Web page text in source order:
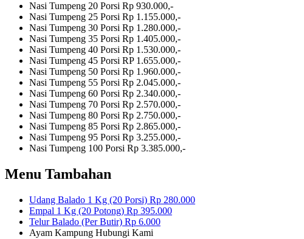
Nasi Tumpeng 20 Porsi Rp 930.000,-
Nasi Tumpeng 25 Porsi Rp 1.155.000,-
Nasi Tumpeng 30 Porsi Rp 1.280.000,-
Nasi Tumpeng 35 Porsi Rp 1.405.000,-
Nasi Tumpeng 40 Porsi Rp 1.530.000,-
Nasi Tumpeng 45 Porsi RP 1.655.000,-
Nasi Tumpeng 50 Porsi Rp 1.960.000,-
Nasi Tumpeng 55 Porsi Rp 2.045.000,-
Nasi Tumpeng 60 Porsi Rp 2.340.000,-
Nasi Tumpeng 70 Porsi Rp 2.570.000,-
Nasi Tumpeng 80 Porsi Rp 2.750.000,-
Nasi Tumpeng 85 Porsi Rp 2.865.000,-
Nasi Tumpeng 95 Porsi Rp 3.255.000,-
Nasi Tumpeng 100 Porsi Rp 3.385.000,-
Menu Tambahan
Udang Balado 1 Kg (20 Porsi) Rp 280.000
Empal 1 Kg (20 Potong) Rp 395.000
Telur Balado (Per Butir) Rp 6.000
Ayam Kampung Hubungi Kami